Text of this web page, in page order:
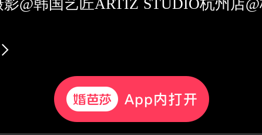
影@韩国艺匠ARTIZ STUDIO杭州店
定要来婚博会现场看看，集合热门款
礼、订单礼哟！折扣炒鸡划算！
婚照回顾##本地婚纱摄影#